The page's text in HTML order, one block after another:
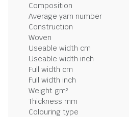
Composition
Average yarn number
Construction
Woven
Useable width cm
Useable width inch
Full width cm
Full width inch
Weight gm²
Thickness mm
Colouring type